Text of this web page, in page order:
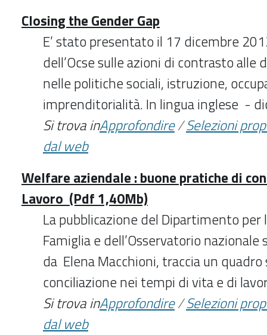
Closing the Gender Gap
E’ stato presentato il 17 dicembre
dell’Ocse sulle azioni di contrasto
nelle politiche sociali, istruzione,
imprenditorialità. In lingua inglese -
Si trova inApprofondire/Selezioni
dal web
Welfare aziendale : buone pratiche di
Lavoro (Pdf 1,40Mb)
La pubblicazione del Dipartimento
Famiglia e dell’Osservatorio
da Elena Macchioni, traccia un
conciliazione nei tempi di vita e di
Si trova inApprofondire/Selezioni
dal web